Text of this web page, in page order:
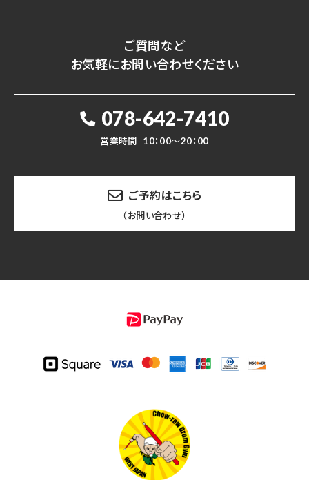
ご質問など
お気軽にお問い合わせください
078-642-7410
営業時間 10：00～20：00
ご予約はこちら
（お問い合わせ）